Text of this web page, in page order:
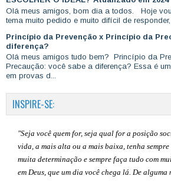
Olá meus amigos, bom dia a todos. Hoje
tema muito pedido e muito difícil de responder,
Princípio da Prevenção x Princípio da
diferença?
Olá meus amigos tudo bem? Princípio da
Precaução: você sabe a diferença? Essa é
em provas d...
INSPIRE-SE:
"Seja você quem for, seja qual for a posição
vida, a mais alta ou a mais baixa, tenha
muita determinação e sempre faça tudo com
em Deus, que um dia você chega lá. De